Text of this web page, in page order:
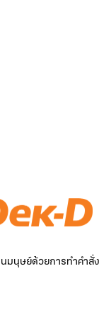
มนุษย์ด้วยการทำคำสั่ง